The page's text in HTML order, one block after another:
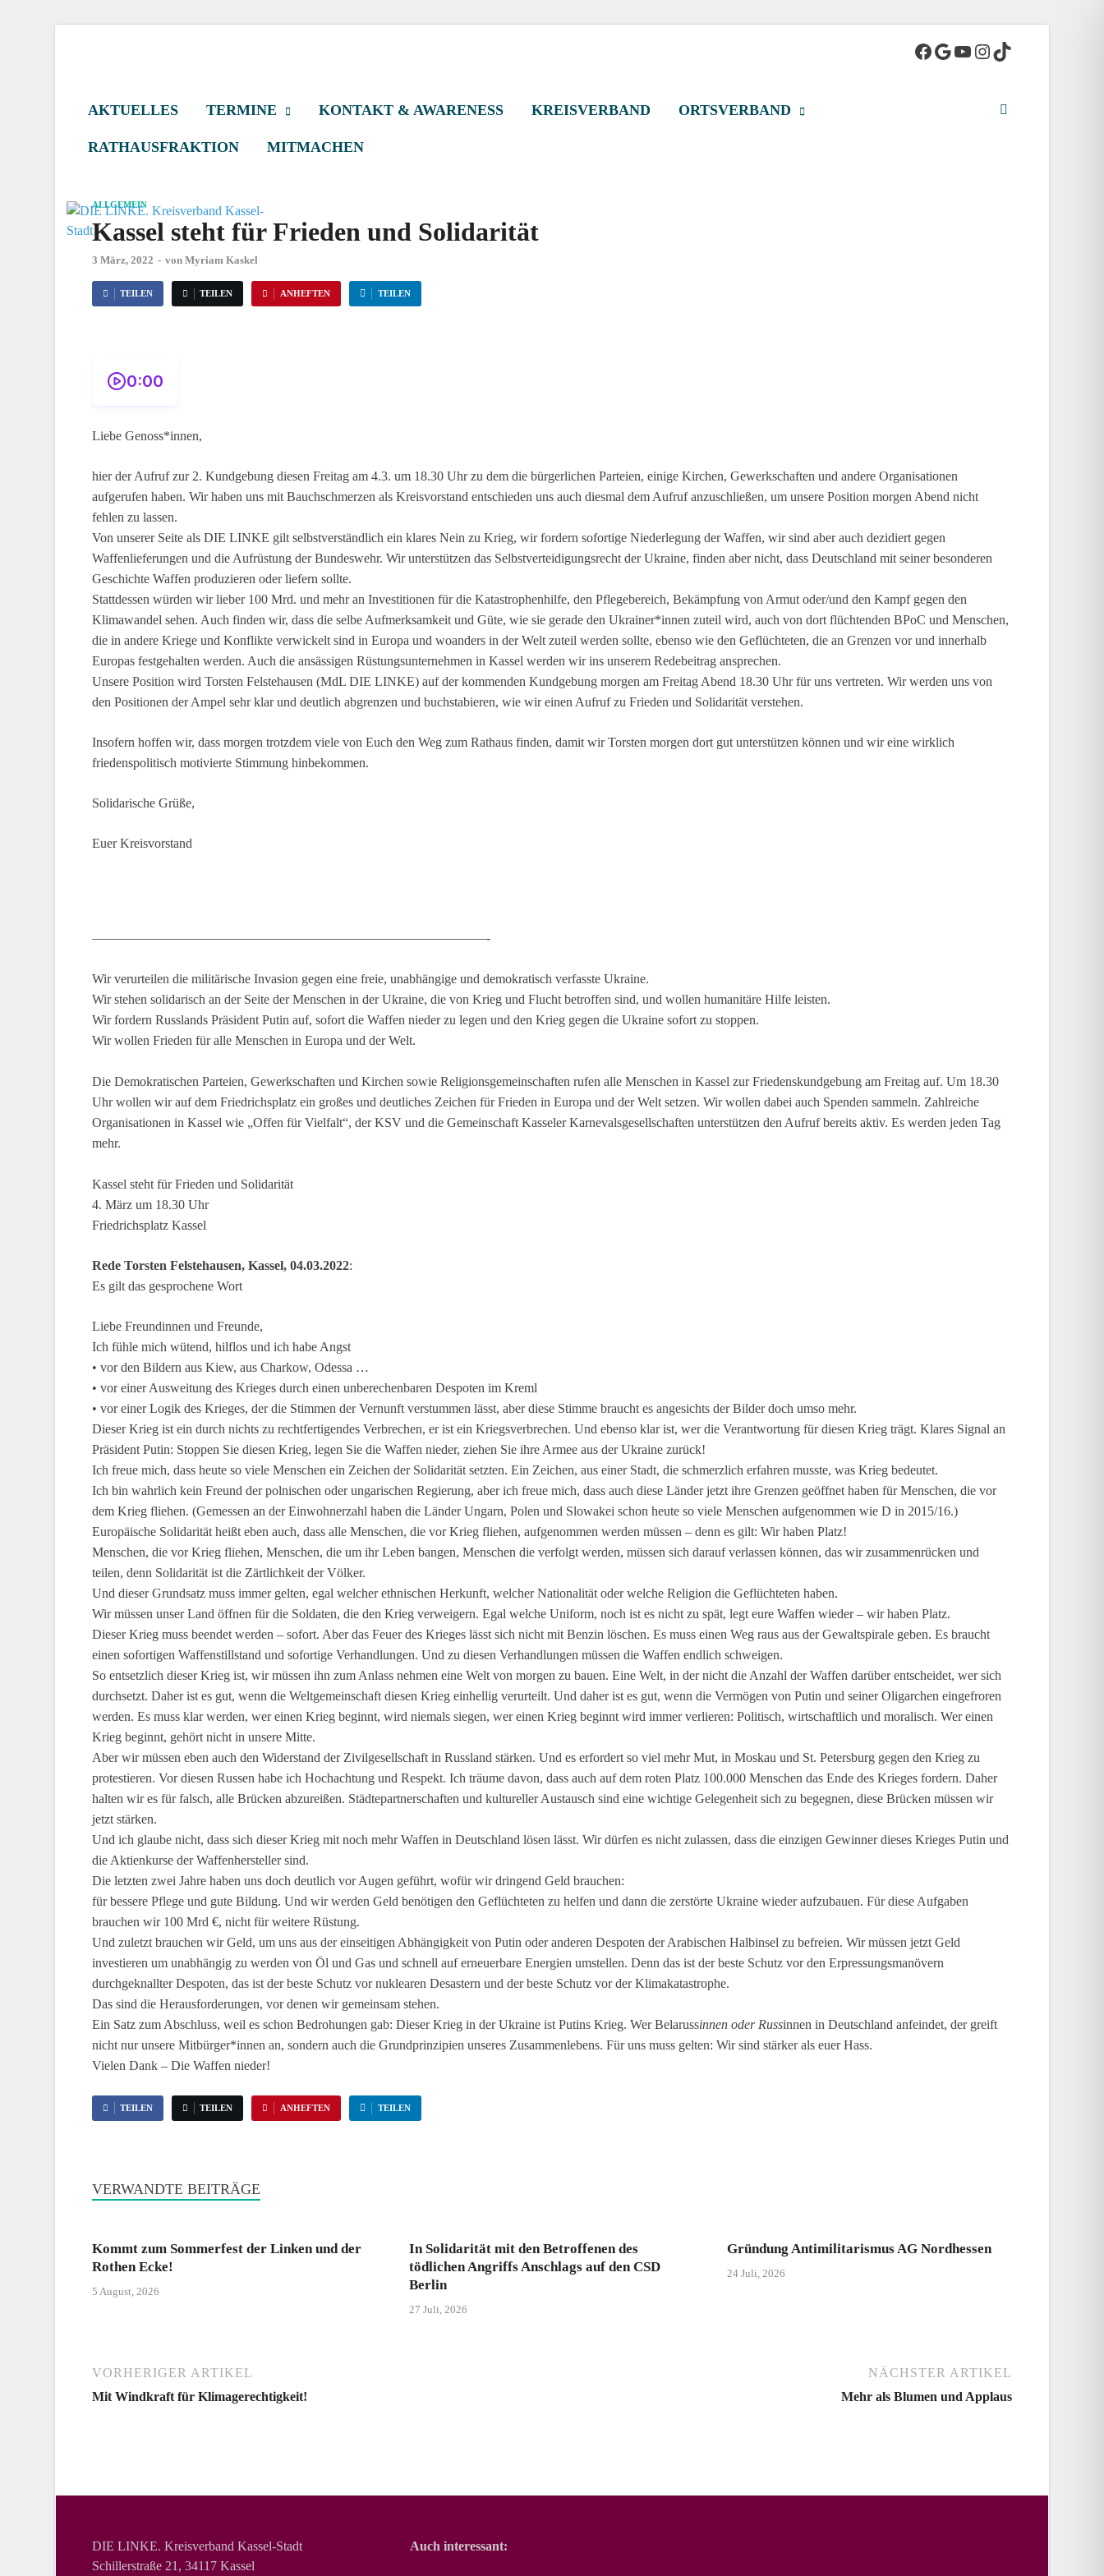
AKTUELLES TERMINE KONTAKT & AWARENESS KREISVERBAND ORTSVERBAND
RATHAUSFRAKTION MITMACHEN
ALLGEMEIN
Kassel steht für Frieden und Solidarität
3 März, 2022 - von Myriam Kaskel
TEILEN TEILEN ANHEFTEN TEILEN
0:00
Liebe Genoss*innen,
hier der Aufruf zur 2. Kundgebung diesen Freitag am 4.3. um 18.30 Uhr zu dem die bürgerlichen Parteien, einige Kirchen, Gewerkschaften und andere Organisationen
aufgerufen haben. Wir haben uns mit Bauchschmerzen als Kreisvorstand entschieden uns auch diesmal dem Aufruf anzuschließen, um unsere Position morgen Abend nicht
fehlen zu lassen.
Von unserer Seite als DIE LINKE gilt selbstverständlich ein klares Nein zu Krieg, wir fordern sofortige Niederlegung der Waffen, wir sind aber auch dezidiert gegen
Waffenlieferungen und die Aufrüstung der Bundeswehr. Wir unterstützen das Selbstverteidigungsrecht der Ukraine, finden aber nicht, dass Deutschland mit seiner besonderen
Geschichte Waffen produzieren oder liefern sollte.
Stattdessen würden wir lieber 100 Mrd. und mehr an Investitionen für die Katastrophenhilfe, den Pflegebereich, Bekämpfung von Armut oder/und den Kampf gegen den
Klimawandel sehen. Auch finden wir, dass die selbe Aufmerksamkeit und Güte, wie sie gerade den Ukrainer*innen zuteil wird, auch von dort flüchtenden BPoC und Menschen,
die in andere Kriege und Konflikte verwickelt sind in Europa und woanders in der Welt zuteil werden sollte, ebenso wie den Geflüchteten, die an Grenzen vor und innerhalb
Europas festgehalten werden. Auch die ansässigen Rüstungsunternehmen in Kassel werden wir ins unserem Redebeitrag ansprechen.
Unsere Position wird Torsten Felstehausen (MdL DIE LINKE) auf der kommenden Kundgebung morgen am Freitag Abend 18.30 Uhr für uns vertreten. Wir werden uns von
den Positionen der Ampel sehr klar und deutlich abgrenzen und buchstabieren, wie wir einen Aufruf zu Frieden und Solidarität verstehen.
Insofern hoffen wir, dass morgen trotzdem viele von Euch den Weg zum Rathaus finden, damit wir Torsten morgen dort gut unterstützen können und wir eine wirklich
friedenspolitisch motivierte Stimmung hinbekommen.
Solidarische Grüße,
Euer Kreisvorstand
——————————————————————————————-
Wir verurteilen die militärische Invasion gegen eine freie, unabhängige und demokratisch verfasste Ukraine.
Wir stehen solidarisch an der Seite der Menschen in der Ukraine, die von Krieg und Flucht betroffen sind, und wollen humanitäre Hilfe leisten.
Wir fordern Russlands Präsident Putin auf, sofort die Waffen nieder zu legen und den Krieg gegen die Ukraine sofort zu stoppen.
Wir wollen Frieden für alle Menschen in Europa und der Welt.
Die Demokratischen Parteien, Gewerkschaften und Kirchen sowie Religionsgemeinschaften rufen alle Menschen in Kassel zur Friedenskundgebung am Freitag auf. Um 18.30
Uhr wollen wir auf dem Friedrichsplatz ein großes und deutliches Zeichen für Frieden in Europa und der Welt setzen. Wir wollen dabei auch Spenden sammeln. Zahlreiche
Organisationen in Kassel wie „Offen für Vielfalt“, der KSV und die Gemeinschaft Kasseler Karnevalsgesellschaften unterstützen den Aufruf bereits aktiv. Es werden jeden Tag
mehr.
Kassel steht für Frieden und Solidarität
4. März um 18.30 Uhr
Friedrichsplatz Kassel
Rede Torsten Felstehausen, Kassel, 04.03.2022:
Es gilt das gesprochene Wort
Liebe Freundinnen und Freunde,
Ich fühle mich wütend, hilflos und ich habe Angst
• vor den Bildern aus Kiew, aus Charkow, Odessa …
• vor einer Ausweitung des Krieges durch einen unberechenbaren Despoten im Kreml
• vor einer Logik des Krieges, der die Stimmen der Vernunft verstummen lässt, aber diese Stimme braucht es angesichts der Bilder doch umso mehr.
Dieser Krieg ist ein durch nichts zu rechtfertigendes Verbrechen, er ist ein Kriegsverbrechen. Und ebenso klar ist, wer die Verantwortung für diesen Krieg trägt. Klares Signal an
Präsident Putin: Stoppen Sie diesen Krieg, legen Sie die Waffen nieder, ziehen Sie ihre Armee aus der Ukraine zurück!
Ich freue mich, dass heute so viele Menschen ein Zeichen der Solidarität setzten. Ein Zeichen, aus einer Stadt, die schmerzlich erfahren musste, was Krieg bedeutet.
Ich bin wahrlich kein Freund der polnischen oder ungarischen Regierung, aber ich freue mich, dass auch diese Länder jetzt ihre Grenzen geöffnet haben für Menschen, die vor
dem Krieg fliehen. (Gemessen an der Einwohnerzahl haben die Länder Ungarn, Polen und Slowakei schon heute so viele Menschen aufgenommen wie D in 2015/16.)
Europäische Solidarität heißt eben auch, dass alle Menschen, die vor Krieg fliehen, aufgenommen werden müssen – denn es gilt: Wir haben Platz!
Menschen, die vor Krieg fliehen, Menschen, die um ihr Leben bangen, Menschen die verfolgt werden, müssen sich darauf verlassen können, das wir zusammenrücken und
teilen, denn Solidarität ist die Zärtlichkeit der Völker.
Und dieser Grundsatz muss immer gelten, egal welcher ethnischen Herkunft, welcher Nationalität oder welche Religion die Geflüchteten haben.
Wir müssen unser Land öffnen für die Soldaten, die den Krieg verweigern. Egal welche Uniform, noch ist es nicht zu spät, legt eure Waffen wieder – wir haben Platz.
Dieser Krieg muss beendet werden – sofort. Aber das Feuer des Krieges lässt sich nicht mit Benzin löschen. Es muss einen Weg raus aus der Gewaltspirale geben. Es braucht
einen sofortigen Waffenstillstand und sofortige Verhandlungen. Und zu diesen Verhandlungen müssen die Waffen endlich schweigen.
So entsetzlich dieser Krieg ist, wir müssen ihn zum Anlass nehmen eine Welt von morgen zu bauen. Eine Welt, in der nicht die Anzahl der Waffen darüber entscheidet, wer sich
durchsetzt. Daher ist es gut, wenn die Weltgemeinschaft diesen Krieg einhellig verurteilt. Und daher ist es gut, wenn die Vermögen von Putin und seiner Oligarchen eingefroren
werden. Es muss klar werden, wer einen Krieg beginnt, wird niemals siegen, wer einen Krieg beginnt wird immer verlieren: Politisch, wirtschaftlich und moralisch. Wer einen
Krieg beginnt, gehört nicht in unsere Mitte.
Aber wir müssen eben auch den Widerstand der Zivilgesellschaft in Russland stärken. Und es erfordert so viel mehr Mut, in Moskau und St. Petersburg gegen den Krieg zu
protestieren. Vor diesen Russen habe ich Hochachtung und Respekt. Ich träume davon, dass auch auf dem roten Platz 100.000 Menschen das Ende des Krieges fordern. Daher
halten wir es für falsch, alle Brücken abzureißen. Städtepartnerschaften und kultureller Austausch sind eine wichtige Gelegenheit sich zu begegnen, diese Brücken müssen wir
jetzt stärken.
Und ich glaube nicht, dass sich dieser Krieg mit noch mehr Waffen in Deutschland lösen lässt. Wir dürfen es nicht zulassen, dass die einzigen Gewinner dieses Krieges Putin und
die Aktienkurse der Waffenhersteller sind.
Die letzten zwei Jahre haben uns doch deutlich vor Augen geführt, wofür wir dringend Geld brauchen:
für bessere Pflege und gute Bildung. Und wir werden Geld benötigen den Geflüchteten zu helfen und dann die zerstörte Ukraine wieder aufzubauen. Für diese Aufgaben
brauchen wir 100 Mrd €, nicht für weitere Rüstung.
Und zuletzt brauchen wir Geld, um uns aus der einseitigen Abhängigkeit von Putin oder anderen Despoten der Arabischen Halbinsel zu befreien. Wir müssen jetzt Geld
investieren um unabhängig zu werden von Öl und Gas und schnell auf erneuerbare Energien umstellen. Denn das ist der beste Schutz vor den Erpressungsmanövern
durchgeknallter Despoten, das ist der beste Schutz vor nuklearen Desastern und der beste Schutz vor der Klimakatastrophe.
Das sind die Herausforderungen, vor denen wir gemeinsam stehen.
Ein Satz zum Abschluss, weil es schon Bedrohungen gab: Dieser Krieg in der Ukraine ist Putins Krieg. Wer Belarussinnen oder Russinnen in Deutschland anfeindet, der greift
nicht nur unsere Mitbürger*innen an, sondern auch die Grundprinzipien unseres Zusammenlebens. Für uns muss gelten: Wir sind stärker als euer Hass.
Vielen Dank – Die Waffen nieder!
TEILEN TEILEN ANHEFTEN TEILEN
VERWANDTE BEITRÄGE
Kommt zum Sommerfest der Linken und der
Rothen Ecke!
5 August, 2026
In Solidarität mit den Betroffenen des
tödlichen Angriffs Anschlags auf den CSD
Berlin
27 Juli, 2026
Gründung Antimilitarismus AG Nordhessen
24 Juli, 2026
VORHERIGER ARTIKEL
Mit Windkraft für Klimagerechtigkeit!
NÄCHSTER ARTIKEL
Mehr als Blumen und Applaus
DIE LINKE. Kreisverband Kassel-Stadt
Schillerstraße 21, 34117 Kassel
Auch interessant: